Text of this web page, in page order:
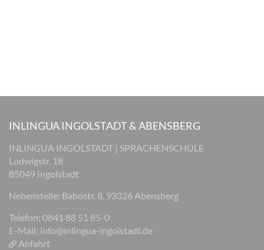
INLINGUA INGOLSTADT & ABENSBERG
INLINGUA INGOLSTADT | SPRACHENSCHULE
Ludwigstr. 18
85049 Ingolstadt
Nebenstelle: Babostr. 8, 93326 Abensberg
Telefon: 0841 88 51 85-0
E-Mail: info@inlingua-ingolstadt.de
Anfahrt